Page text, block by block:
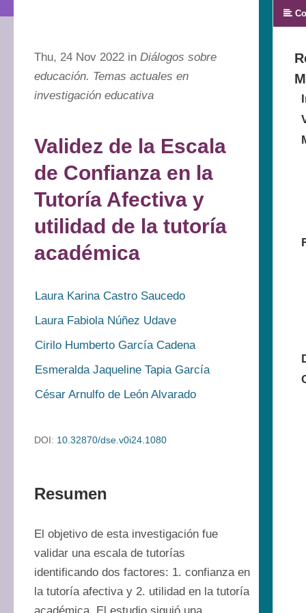
Thu, 24 Nov 2022 in Diálogos sobre
educación. Temas actuales en
investigación educativa
Validez de la Escala
de Confianza en la
Tutoría Afectiva y
utilidad de la tutoría
académica
Laura Karina Castro Saucedo
Laura Fabiola Núñez Udave
Cirilo Humberto García Cadena
Esmeralda Jaqueline Tapia García
César Arnulfo de León Alvarado
DOI: 10.32870/dse.v0i24.1080
Resumen
El objetivo de esta investigación fue
validar una escala de tutorías
identificando dos factores: 1. confianza en
la tutoría afectiva y 2. utilidad en la tutoría